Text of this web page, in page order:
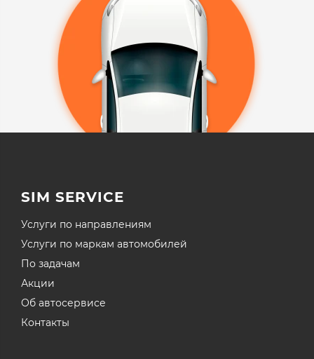
SIM SERVICE
Услуги по направлениям
Услуги по маркам автомобилей
По задачам
Акции
Об автосервисе
Контакты